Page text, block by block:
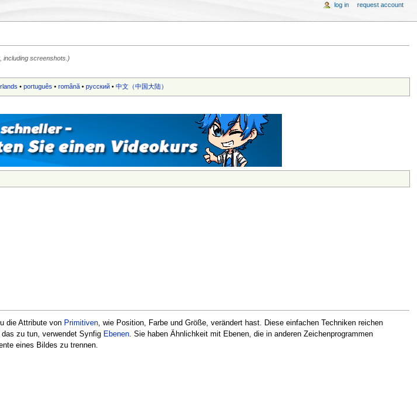
including screenshots.)
•português •română •русский •中文（中国大陆）‎
die Attribute von Primitiven, wie Position, Farbe und Größe, verändert hast. Diese einfachen Techniken reichen
zu tun, verwendet Synfig Ebenen. Sie haben Ähnlichkeit mit Ebenen, die in anderen Zeichenprogrammen
eines Bildes zu trennen.
log in request account